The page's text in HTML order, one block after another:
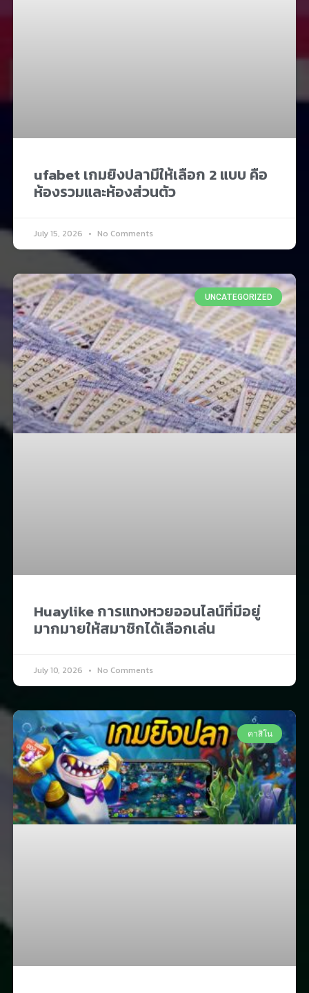
ufabet เกมยิงปลามีให้เลือก 2 แบบ คือ
ห้องรวมและห้องส่วนตัว
July 15, 2026 No Comments
UNCATEGORIZED
Huaylike การแทงหวยออนไลน์ที่มีอยู่
มากมายให้สมาชิกได้เลือกเล่น
July 10, 2026 No Comments
คาสิโน